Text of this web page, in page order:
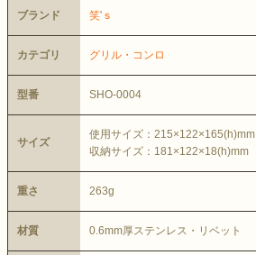
ブランド 笑'ｓ
カテゴリ グリル・コンロ
型番 SHO-0004
サイズ
使用サイズ：215×122×165(h)mm
収納サイズ：181×122×18(h)mm
重さ 263g
材質 0.6mm厚ステンレス・リベット